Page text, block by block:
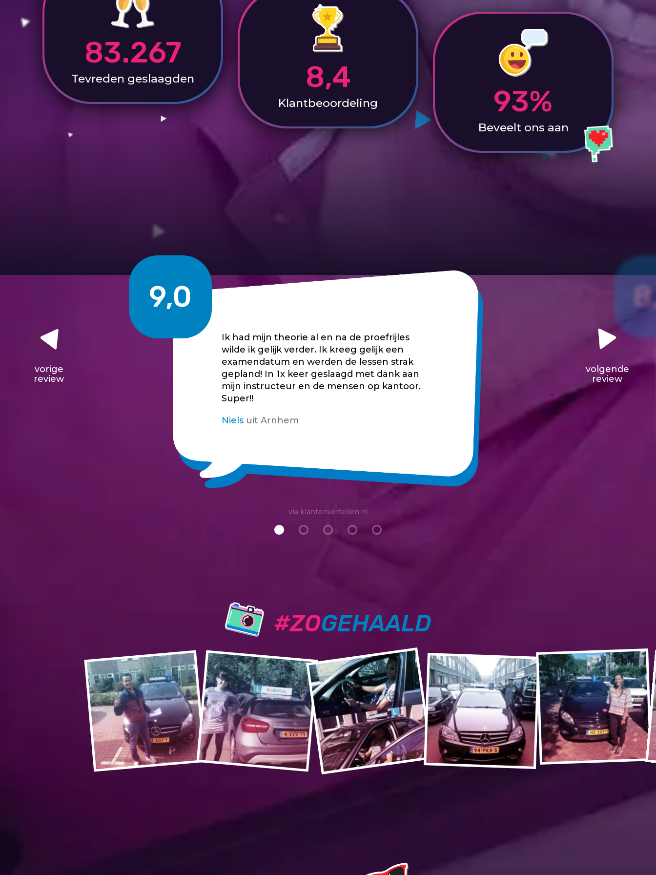
83.267
Tevreden geslaagden 8,4
Klantbeoordeling 93%
Beveelt ons aan
9,0
Ik had mijn theorie al en na de proefrijles
wilde ik gelijk verder. Ik kreeg gelijk een
examendatum en werden de lessen strak
gepland! In 1x keer geslaagd met dank aan
mijn instructeur en de mensen op kantoor.
Super!!
Niels uit Arnhem
vorige
review
volgende
review
via klantenvertellen.nl
#ZOGEHAALD